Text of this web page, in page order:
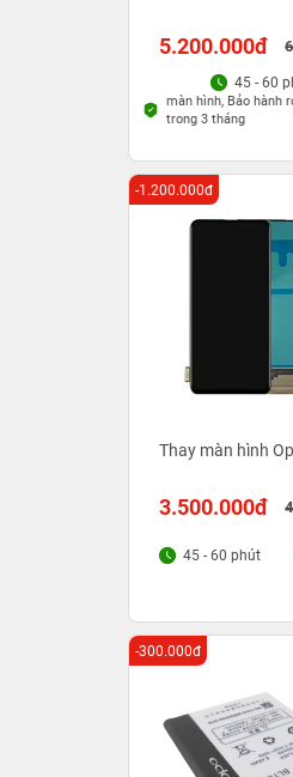
5.200.000đ
45 - 60
màn hình, Bảo hành
trong 3 tháng
Thay màn hình
3.500.000đ
-1.200.000đ
45 - 60 phút
-300.000đ